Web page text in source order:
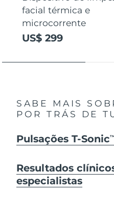
facial térmica e
microcorrente
US$ 299
SABE MAIS
POR TRÁS DE
Pulsações T-SonicTM
Resultados
especialistas